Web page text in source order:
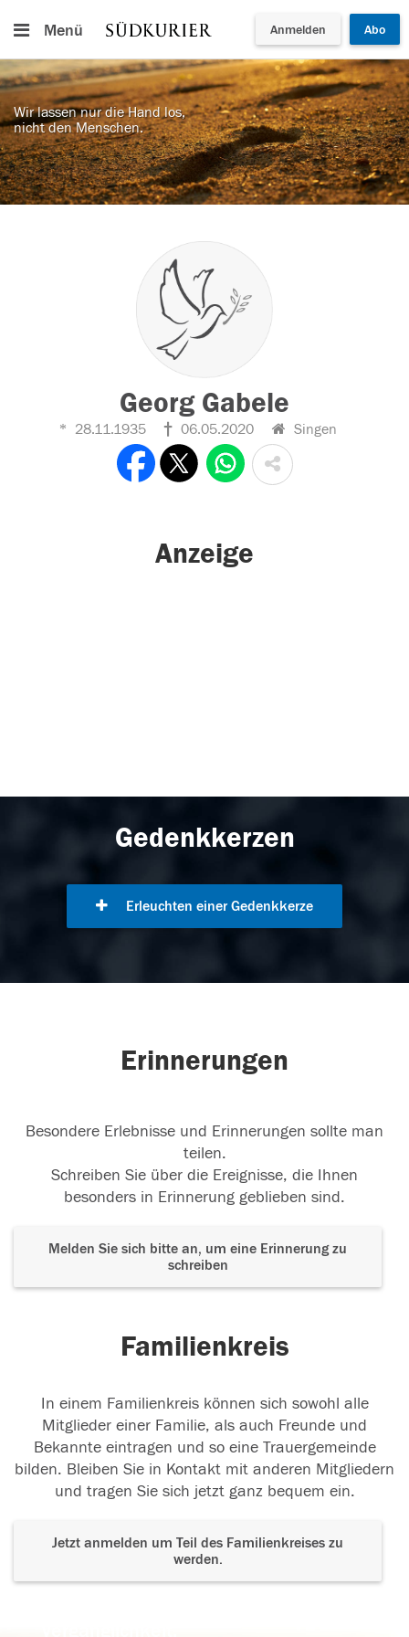
Menü Anmelden Abo
Wir lassen nur die Hand los,
nicht den Menschen.
Georg Gabele
28.11.1935 06.05.2020 Singen
Anzeige
Gedenkkerzen
Erleuchten einer Gedenkkerze
Erinnerungen
Besondere Erlebnisse und Erinnerungen sollte man
teilen.
Schreiben Sie über die Ereignisse, die Ihnen
besonders in Erinnerung geblieben sind.
Melden Sie sich bitte an, um eine Erinnerung zu
schreiben
Familienkreis
In einem Familienkreis können sich sowohl alle
Mitglieder einer Familie, als auch Freunde und
Bekannte eintragen und so eine Trauergemeinde
bilden. Bleiben Sie in Kontakt mit anderen Mitgliedern
und tragen Sie sich jetzt ganz bequem ein.
Jetzt anmelden um Teil des Familienkreises zu
werden.